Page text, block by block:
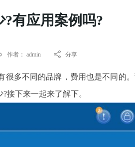
有应用案例吗?
作者： admin 分享
很多不同的品牌，费用也是不同的
接下来一起来了解下。